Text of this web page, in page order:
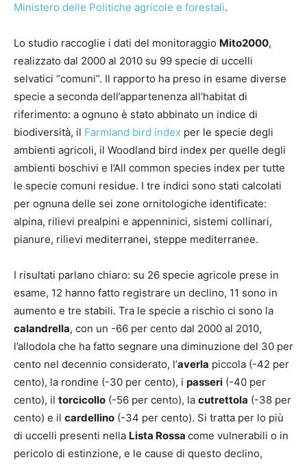
Ministero delle Politiche agricole e forestali.
Lo studio raccoglie i dati del monitoraggio Mito2000,
realizzato dal 2000 al 2010 su 99 specie di uccelli
selvatici “comuni”. Il rapporto ha preso in esame diverse
specie a seconda dell’appartenenza all’habitat di
riferimento: a ognuno è stato abbinato un indice di
biodiversità, il Farmland bird index per le specie degli
ambienti agricoli, il Woodland bird index per quelle degli
ambienti boschivi e l’All common species index per tutte
le specie comuni residue. I tre indici sono stati calcolati
per ognuna delle sei zone ornitologiche identificate:
alpina, rilievi prealpini e appenninici, sistemi collinari,
pianure, rilievi mediterranei, steppe mediterranee.
I risultati parlano chiaro: su 26 specie agricole prese in
esame, 12 hanno fatto registrare un declino, 11 sono in
aumento e tre stabili. Tra le specie a rischio ci sono la
calandrella, con un -66 per cento dal 2000 al 2010,
l’allodola che ha fatto segnare una diminuzione del 30 per
cento nel decennio considerato, l’averla piccola (-42 per
cento), la rondine (-30 per cento), i passeri (-40 per
cento), il torcicollo (-56 per cento), la cutrettola (-38 per
cento) e il cardellino (-34 per cento). Si tratta per lo più
di uccelli presenti nella Lista Rossa come vulnerabili o in
pericolo di estinzione, e le cause di questo declino,